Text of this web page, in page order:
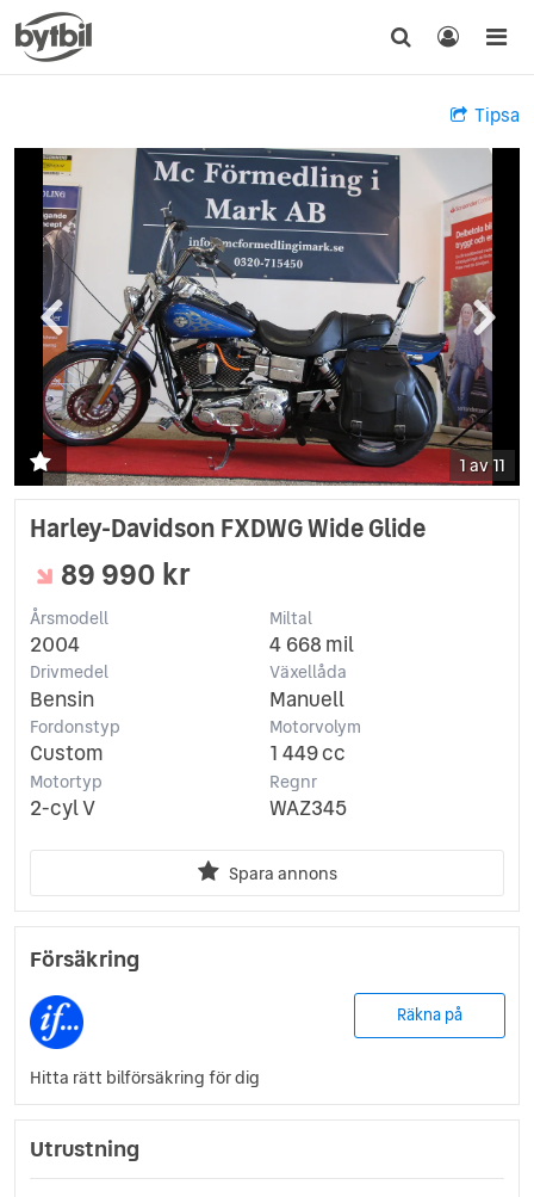
Tipsa
1 av 11
Harley-Davidson FXDWG Wide Glide
89 990 kr
Årsmodell
2004
Miltal
4 668 mil
Drivmedel
Bensin
Växellåda
Manuell
Fordonstyp
Custom
Motorvolym
1 449 cc
Motortyp
2-cyl V
Regnr
WAZ345
Spara annons
Försäkring
Räkna på
Hitta rätt bilförsäkring för dig
Utrustning